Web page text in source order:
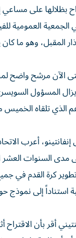
بظلالها على مساعي
الجمعية العمومية
وهو ما كان
الآن مرشح واضح
المسؤول
الذي تلقاه الخميس
أعرب
مدى السنوات العشر
كرة القدم في
استناداً إلى
أقر بأن الاقتراح